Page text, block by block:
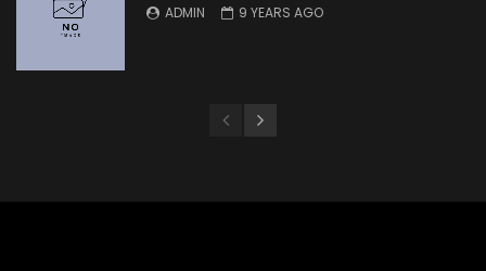
ADMIN 9 YEARS AGO